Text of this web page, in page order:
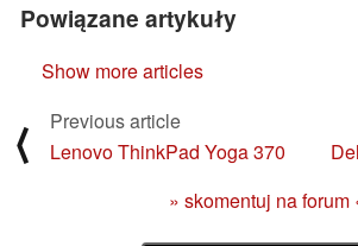
Powiązane artykuły
Show more articles
⟨
Previous article
Lenovo ThinkPad Yoga 370
» skomentuj na forum